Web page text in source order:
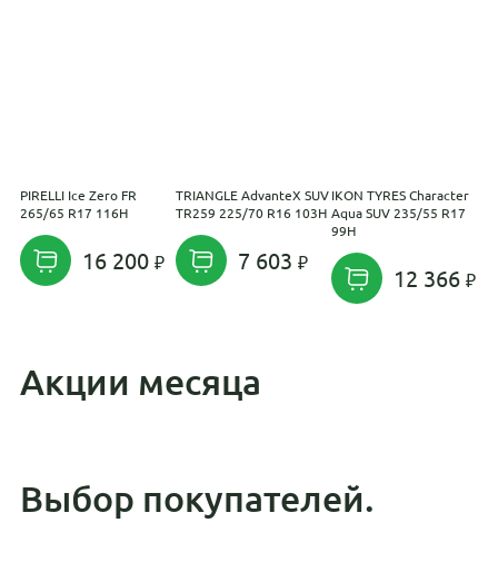
PIRELLI Ice Zero FR
265/65 R17 116H
16 200
TRIANGLE AdvanteX SUV
TR259 225/70 R16 103H
7 603
IKON TYRES Character
Aqua SUV 235/55 R17
99H
12 366
Акции месяца
Выбор покупателей.